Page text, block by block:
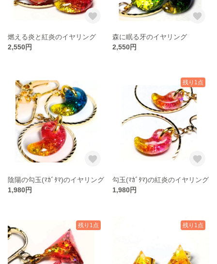
燃える炎と紅炎のイヤリング
2,550円
森に眠る牙のイヤリング
2,550円
陰陽の勾玉(ﾏｶﾞﾀﾏ)のイヤリング
1,980円
残り1点
勾玉(ﾏｶﾞﾀﾏ)の紅炎のイヤリング
1,980円
残り1点 残り1点